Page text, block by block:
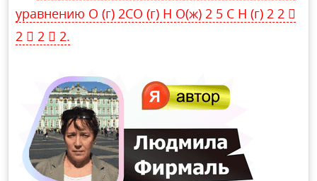
уравнению O (г) 2CO (г) H O(ж) 2 5 C H (г) 2 2 
2  2  2.